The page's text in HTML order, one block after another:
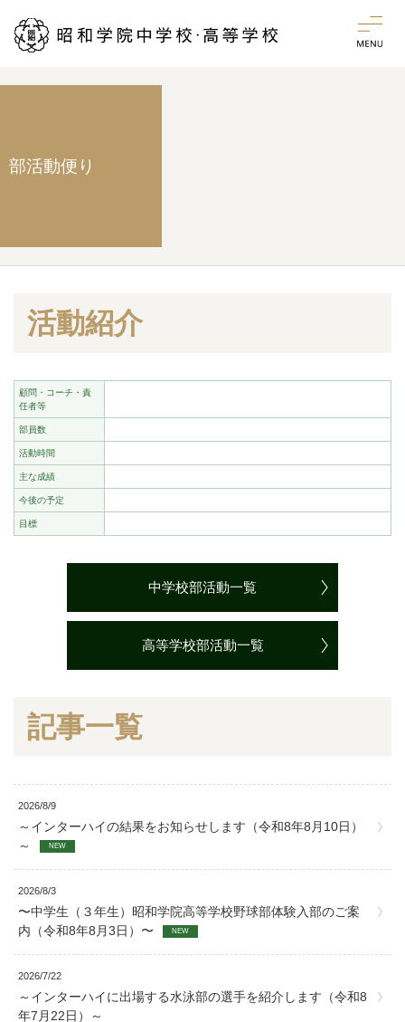
部活動便り
活動紹介
顧問・コーチ・責
任者等
部員数
活動時間
主な成績
今後の予定
目標
中学校部活動一覧
高等学校部活動一覧
記事一覧
2026/8/9
～インターハイの結果をお知らせします（令和8年8月10日）
～
NEW
2026/8/3
〜中学生（３年生）昭和学院高等学校野球部体験入部のご案
内（令和8年8月3日）〜
NEW
2026/7/22
～インターハイに出場する水泳部の選手を紹介します（令和8
年7月22日）～